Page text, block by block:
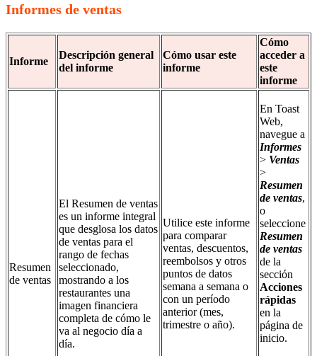
Informes de ventas
Informe
Descripción general
del informe
Cómo usar este
informe
Cómo
acceder a
este
informe
Resumen
de ventas
El Resumen de ventas
es un informe integral
que desglosa los datos
de ventas para el
rango de fechas
seleccionado,
mostrando a los
restaurantes una
imagen financiera
completa de cómo le
va al negocio día a
día.
Utilice este informe
para comparar
ventas, descuentos,
reembolsos y otros
puntos de datos
semana a semana o
con un período
anterior (mes,
trimestre o año).
En Toast
Web,
navegue a
Informes
> Ventas
>
Resumen
de ventas,
o
seleccione
Resumen
de ventas
de la
sección
Acciones
rápidas
en la
página de
inicio.